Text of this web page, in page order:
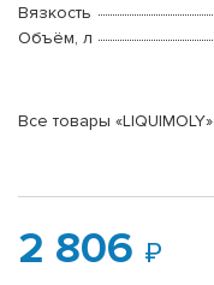
Вязкость
Объём, л
Все товары «LIQUIMOLY»
2 806